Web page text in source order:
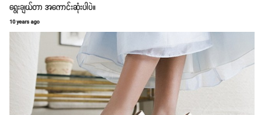
ရွေးချယ်တာ အကောင်းဆုံးပါပဲ။
10 years ago